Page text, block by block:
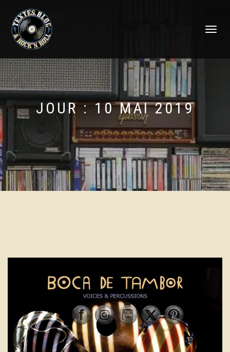
DÉPLIER
JOUR :10 MAI 2019